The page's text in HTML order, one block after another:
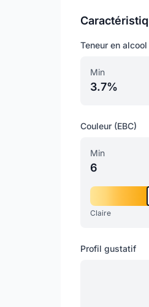
Teneur en alcool
Min
3.7%
Couleur (EBC)
Min
6
Claire
Profil gustatif